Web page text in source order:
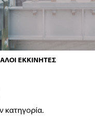
ΕΚΚΙΝΗΤΕΣ
κατηγορία.